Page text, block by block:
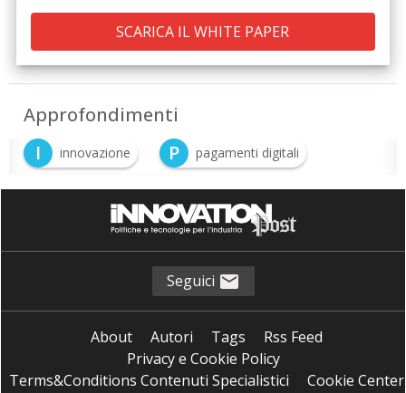
Approfondimenti
I
innovazione P pagamenti digitali
P Pagamenti elettronici
Seguici
About Autori Tags
Rss Feed
Privacy e Cookie Policy
Terms&Conditions Contenuti Specialistici
Cookie Center